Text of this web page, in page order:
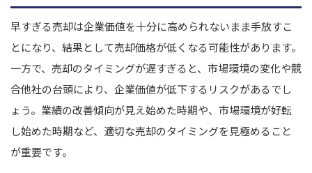
早すぎる売却は企業価値を十分に高められないまま手放すこ
とになり、結果として売却価格が低くなる可能性があります。
一方で、売却のタイミングが遅すぎると、市場環境の変化や競
合他社の台頭により、企業価値が低下するリスクがあるでし
ょう。業績の改善傾向が見え始めた時期や、市場環境が好転
し始めた時期など、適切な売却のタイミングを見極めること
が重要です。